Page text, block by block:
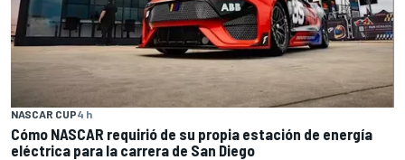
NASCAR CUP4 h
Cómo NASCAR requirió de su propia estación de energía
eléctrica para la carrera de San Diego